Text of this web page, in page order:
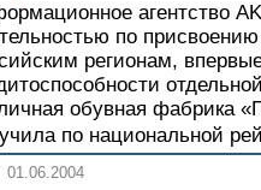
агентство
по
регионам,
обувная фабрика
по национальной
01.06.2004